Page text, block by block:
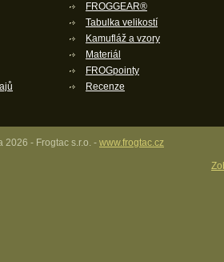
FROGGEAR®
Tabulka velikostí
Kamufláž a vzory
Materiál
FROGpointy
Recenze
2026 - Frogtac s.r.o. - www.frogtac.cz